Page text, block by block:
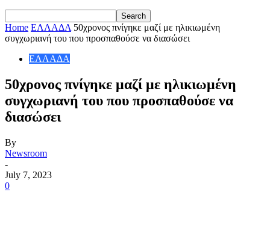
Home ΕΛΛΑΔΑ 50χρονος πνίγηκε μαζί με ηλικιωμένη
συγχωριανή του που προσπαθούσε να διασώσει
ΕΛΛΑΔΑ
50χρονος πνίγηκε μαζί με ηλικιωμένη
συγχωριανή του που προσπαθούσε να
διασώσει
By
Newsroom
-
July 7, 2023
0